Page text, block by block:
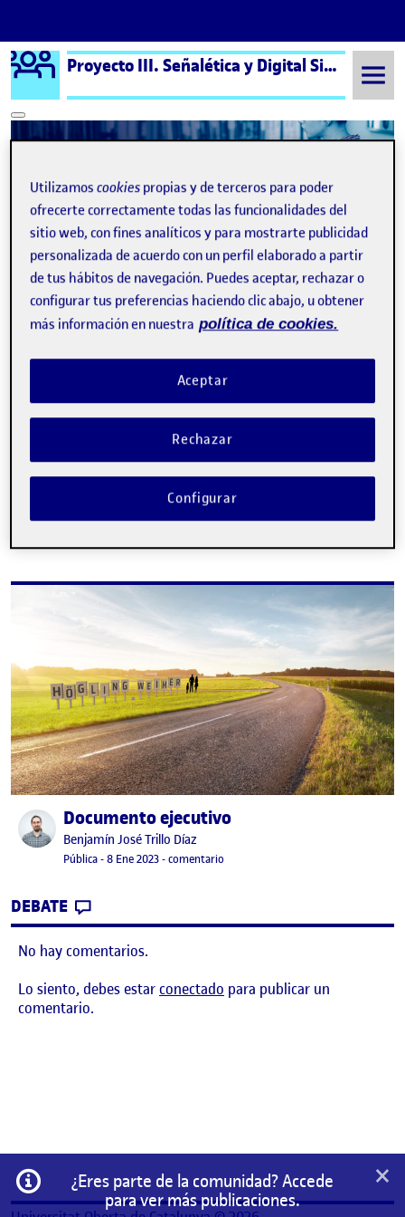
Saltar al contenido
Logo Ágora Proyecto III. Señalética y Digital Signage aula 3
Semestre 20221 - Aula 3 Práctica - Documento ejecutivo
Práctica - Documento
ejecutivo
Publicado porPráctica – Documento ejecutivo
Visibilidad:
Pública-Fecha de publicación
9 Ene 2023-comentarioen Práctica – Documento ejecutivo
DEBATE CONTRIBUTION
0
EN PRÁCTICA – DOCUMENTO EJECUTIVO
conectado
Publicado porDocumento ejecutivo
Publicado por
Benjamín José Trillo Díaz
Visibilidad:
Pública-Fecha de publicación
8 Ene 20238 enero, 2023 1:22 am
-comentario
DEBATE
No hay comentarios.
Lo siento, debes estarconectado para publicar un
comentario.
Información
¿Eres parte de la comunidad? Accede
para ver más publicaciones.
×
Utilizamoscookies propias y de terceros para poder
ofrecerte correctamente todas las funcionalidades del
sitio web, con fines analíticos y para mostrarte publicidad
personalizada de acuerdo con un perfil elaborado a partir
de tus hábitos de navegación. Puedes aceptar, rechazar o
configurar tus preferencias haciendo clic abajo, u obtener
más información en nuestra política de cookies.
Rechazar
Aceptar
Configurar